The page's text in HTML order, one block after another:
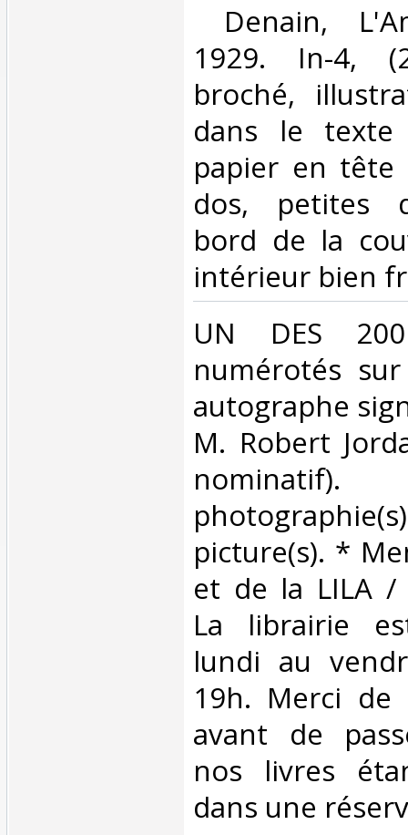
Denain,
1929. In-4,
broché,
dans le texte
papier en
dos, petites
bord de la
intérieur bien
‎UN DES
numérotés sur
autographe
M. Robert
picture(s). *
et de la LILA /
La librairie
lundi au
19h. Merci de
avant de
nos livres
dans une